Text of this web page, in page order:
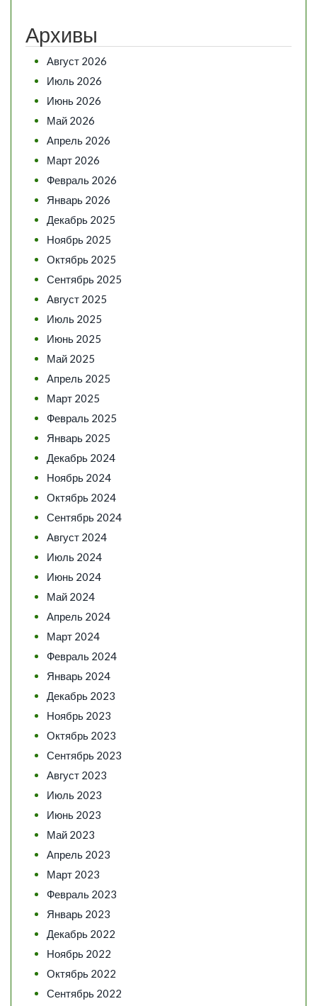
Архивы
Август 2026
Июль 2026
Июнь 2026
Май 2026
Апрель 2026
Март 2026
Февраль 2026
Январь 2026
Декабрь 2025
Ноябрь 2025
Октябрь 2025
Сентябрь 2025
Август 2025
Июль 2025
Июнь 2025
Май 2025
Апрель 2025
Март 2025
Февраль 2025
Январь 2025
Декабрь 2024
Ноябрь 2024
Октябрь 2024
Сентябрь 2024
Август 2024
Июль 2024
Июнь 2024
Май 2024
Апрель 2024
Март 2024
Февраль 2024
Январь 2024
Декабрь 2023
Ноябрь 2023
Октябрь 2023
Сентябрь 2023
Август 2023
Июль 2023
Июнь 2023
Май 2023
Апрель 2023
Март 2023
Февраль 2023
Январь 2023
Декабрь 2022
Ноябрь 2022
Октябрь 2022
Сентябрь 2022